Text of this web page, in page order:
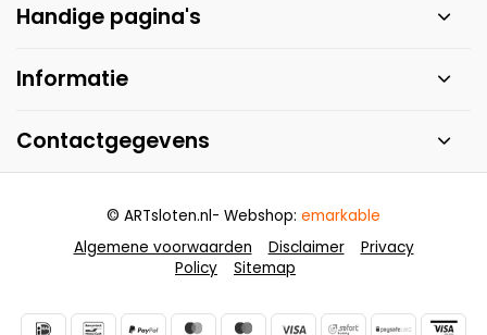
Handige pagina's
Informatie
Contactgegevens
Algemene voorwaarden Disclaimer
Privacy
Policy
Sitemap
© ARTsloten.nl- Webshop: emarkable